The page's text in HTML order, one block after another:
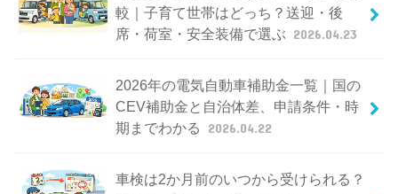
較｜子育て世帯はどっち？送迎・後
席・荷室・安全装備で選ぶ 2026.04.23
2026年の電気自動車補助金一覧｜国の
CEV補助金と自治体差、申請条件・時
期までわかる
2026.04.22
車検は2か月前のいつから受けられる？